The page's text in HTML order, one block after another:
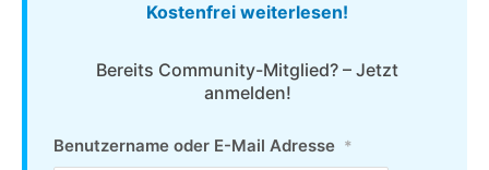
Kostenfrei weiterlesen!
Bereits Community-Mitglied? – Jetzt
anmelden!
Benutzername oder E-Mail Adresse *